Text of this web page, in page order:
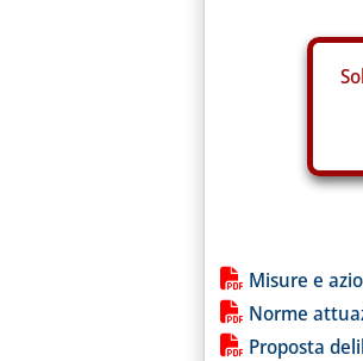
ListaMisure e
Norme
Proposta